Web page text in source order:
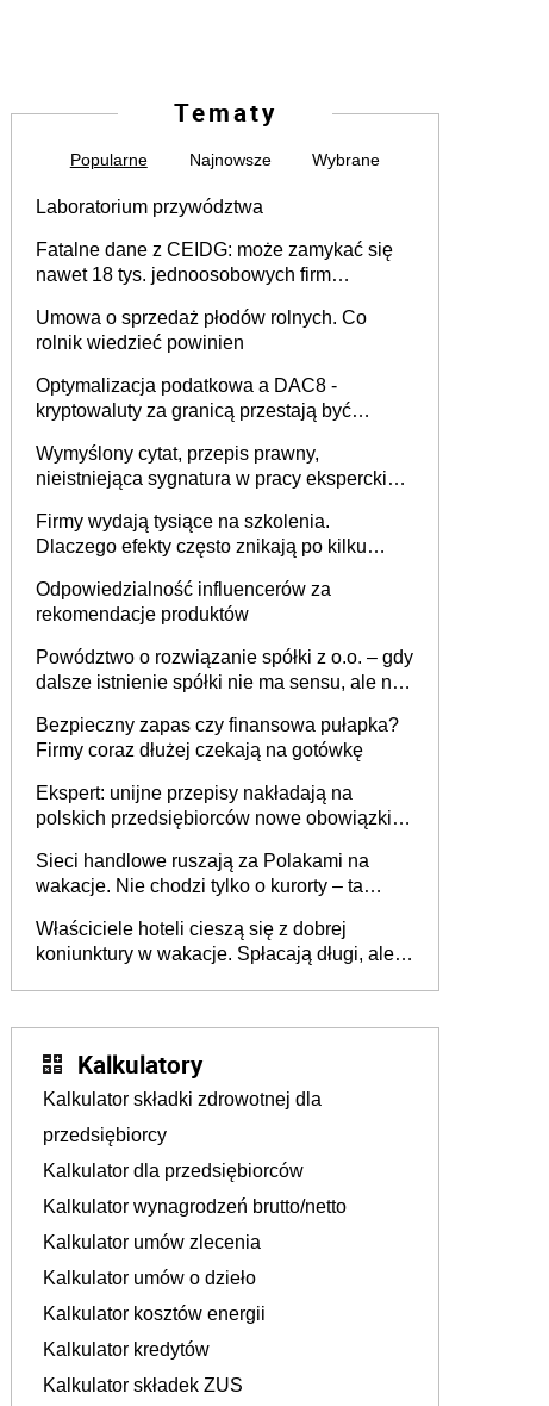
Tematy
Popularne Najnowsze Wybrane
Laboratorium przywództwa
Fatalne dane z CEIDG: może zamykać się
nawet 18 tys. jednoosobowych firm
Umowa o sprzedaż płodów rolnych. Co
rolnik wiedzieć powinien
Optymalizacja podatkowa a DAC8 -
kryptowaluty za granicą przestają być
Wymyślony cytat, przepis prawny,
nieistniejąca sygnatura w pracy eksperckiej -
firmie
Firmy wydają tysiące na szkolenia.
Dlaczego efekty często znikają po kilku
Odpowiedzialność influencerów za
rekomendacje produktów
Powództwo o rozwiązanie spółki z o.o. – gdy
dalsze istnienie spółki nie ma sensu, ale nie
Bezpieczny zapas czy finansowa pułapka?
Firmy coraz dłużej czekają na gotówkę
Ekspert: unijne przepisy nakładają na
polskich przedsiębiorców nowe obowiązki w
Sieci handlowe ruszają za Polakami na
wakacje. Nie chodzi tylko o kurorty – ta
tam, gdzie wielu spędzi urlop po cichu
Właściciele hoteli cieszą się z dobrej
koniunktury w wakacje. Spłacają długi, ale
Kalkulatory
Kalkulator składki zdrowotnej dla
przedsiębiorcy
Kalkulator dla przedsiębiorców
Kalkulator wynagrodzeń brutto/netto
Kalkulator umów zlecenia
Kalkulator umów o dzieło
Kalkulator kosztów energii
Kalkulator kredytów
Kalkulator składek ZUS